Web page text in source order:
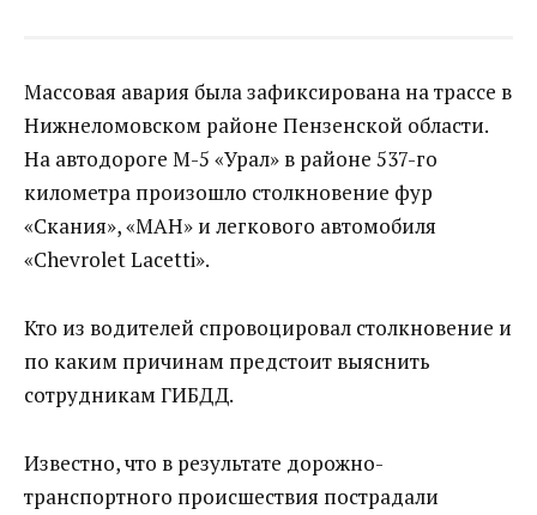
Массовая авария была зафиксирована на трассе в
Нижнеломовском районе Пензенской области.
На автодороге М-5 «Урал» в районе 537-го
километра произошло столкновение фур
«Скания», «МАН» и легкового автомобиля
«Chevrolet Lacetti».
Кто из водителей спровоцировал столкновение и
по каким причинам предстоит выяснить
сотрудникам ГИБДД.
Известно, что в результате дорожно-
транспортного происшествия пострадали